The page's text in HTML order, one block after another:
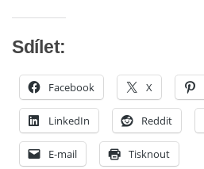
Sdílet:
Facebook X
LinkedIn Reddit
E-mail Tisknout